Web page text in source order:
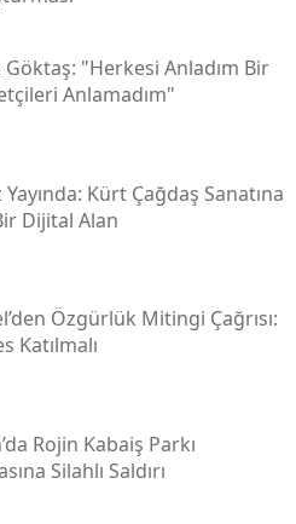
Göktaş: "herkesi Anladım Bir
Anlamadım"
Yayında: Kürt Çağdaş Sanatına
Dijital Alan
Özgürlük Mitingi Çağrısı:
Katılmalı
Rojin Kabaiş Parkı
Silahlı Saldırı